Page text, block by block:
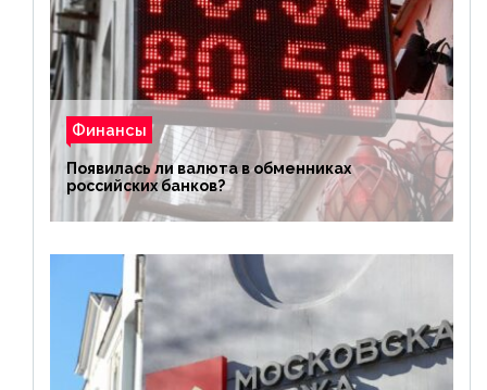
Финансы
Появилась ли валюта в обменниках
российских банков?